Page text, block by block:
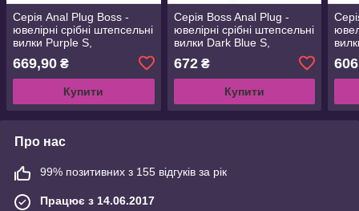
Серія Anal Plug Boss -
ювелірні срібні штепсельні
вилки Purple S,
669,90 ₴
Купити
Серія Boss Anal Plug -
ювелірні срібні штепсельні
вилки Dark Blue S,
672₴
Купити
Про нас
99% позитивних з 155 відгуків за рік
Працює з 14.06.2017